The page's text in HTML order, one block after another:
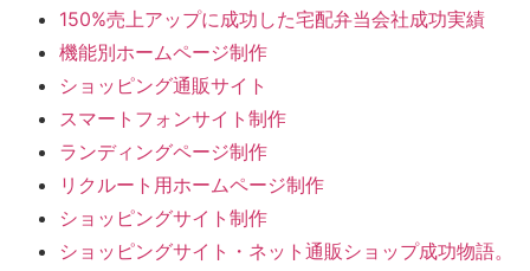
150%売上アップに成功した宅配弁当会社成功実績
機能別ホームページ制作
ショッピング通販サイト
スマートフォンサイト制作
ランディングページ制作
リクルート用ホームページ制作
ショッピングサイト制作
ショッピングサイト・ネット通販ショップ成功物語。